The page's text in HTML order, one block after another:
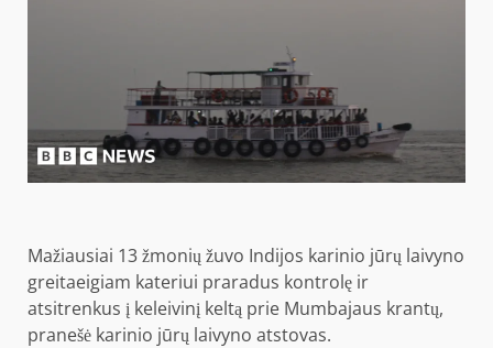
Mažiausiai 13 žmonių žuvo Indijos karinio jūrų laivyno
greitaeigiam kateriui praradus kontrolę ir
atsitrenkus į keleivinį keltą prie Mumbajaus krantų,
pranešė karinio jūrų laivyno atstovas.